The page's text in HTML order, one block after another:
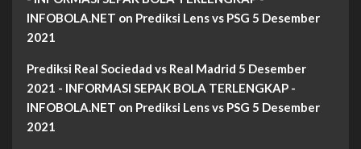
INFOBOLA.NET on Prediksi Lens vs PSG 5 Desember
2021
Prediksi Real Sociedad vs Real Madrid 5 Desember
2021 - INFORMASI SEPAK BOLA TERLENGKAP -
INFOBOLA.NET on Prediksi Lens vs PSG 5 Desember
2021